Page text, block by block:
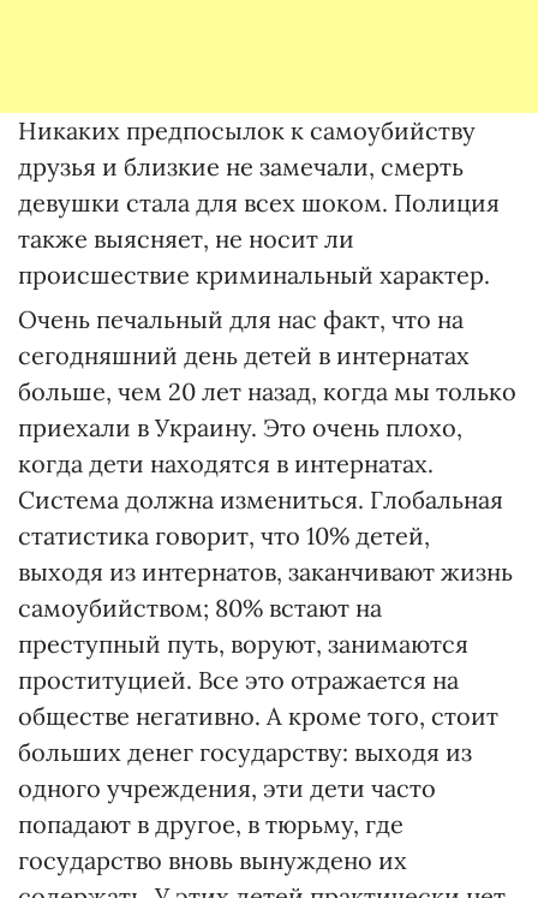
Никаких предпосылок к самоубийству
друзья и близкие не замечали, смерть
девушки стала для всех шоком. Полиция
также выясняет, не носит ли
происшествие криминальный характер.
Очень печальный для нас факт, что на
сегодняшний день детей в интернатах
больше, чем 20 лет назад, когда мы только
приехали в Украину. Это очень плохо,
когда дети находятся в интернатах.
Система должна измениться. Глобальная
статистика говорит, что 10% детей,
выходя из интернатов, заканчивают жизнь
самоубийством; 80% встают на
преступный путь, воруют, занимаются
проституцией. Все это отражается на
обществе негативно. А кроме того, стоит
больших денег государству: выходя из
одного учреждения, эти дети часто
попадают в другое, в тюрьму, где
государство вновь вынуждено их